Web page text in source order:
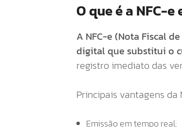
O que é a NFC-
A NFC-e (Nota Fiscal
digital que substitui o
registro imediato das
Principais vantagens da
Emissão em tempo real;